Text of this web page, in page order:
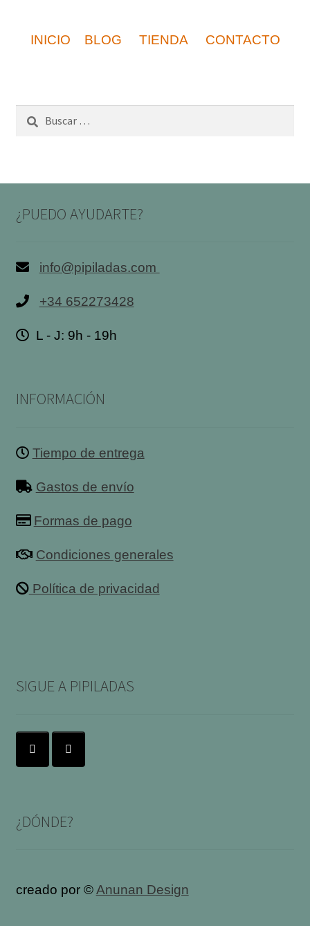
INICIO BLOG TIENDA CONTACTO
Buscar:
¿PUEDO AYUDARTE?
info@pipiladas.com
+34 652273428
L - J: 9h - 19h
INFORMACIÓN
Tiempo de entrega
Gastos de envío
Formas de pago
Condiciones generales
Política de privacidad
SIGUE A PIPILADAS
¿DÓNDE?
creado por ©Anunan Design